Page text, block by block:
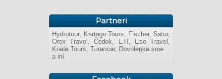
Partneri
Hydrotour, Kartago Tours, Fischer, Satur,
Orex Travel, Čedok, ETI, Eso Travel,
Koala Tours, Turancar, Dovolenka.sme
a iní